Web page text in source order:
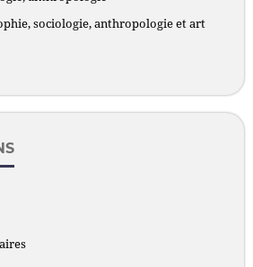
sociologie, anthropologie et art